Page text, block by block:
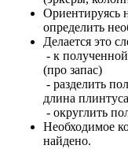
Ориентируясь
определить
Делается это
- к
(про запас)
- разделить
длина
- округлить
Необходимое
найдено.